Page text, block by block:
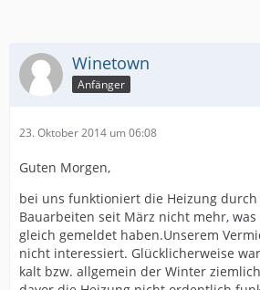
Winetown
Anfänger
23. Oktober 2014 um 06:08
Guten Morgen,
bei uns funktioniert die Heizung
Bauarbeiten seit März nicht mehr,
gleich gemeldet haben.Unserem
nicht interessiert. Glücklicherweise
kalt bzw. allgemein der Winter